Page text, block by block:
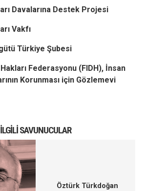
Davalarına Destek Projesi
Vakfı
Türkiye Şubesi
Federasyonu (FIDH), İnsan
Korunması için Gözlemevi
İLGILI SAVUNUCULAR
Öztürk Türkdoğan